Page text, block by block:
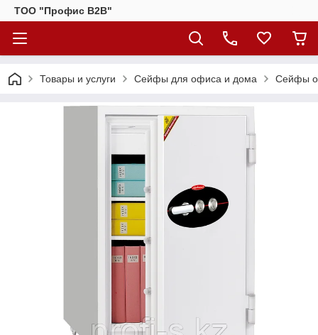
ТОО "Профис В2В"
Товары и услуги Сейфы для офиса и дома Сейфы